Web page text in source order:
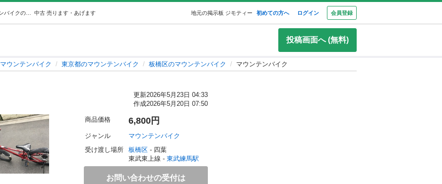
中古 売ります・あげます 地元の掲示板 ジモティー 初めての方へ ログイン 会員登録
投稿画面へ (無料)
マウンテンバイク 東京都のマウンテンバイク 板橋区のマウンテンバイク マウンテンバイク
更新2026年5月23日 04:33
作成2026年5月20日 07:50
商品価格 6,800円
ジャンル
マウンテンバイク
受け渡し場所
板橋区 - 四葉
東武東上線 - 東武練馬駅
お問い合わせの受付は